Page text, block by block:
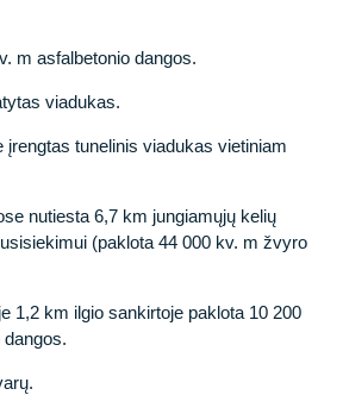
medžiagos
paslaugos
m asfalbetonio dangos.
viadukas.
įrengtas tunelinis viadukas vietiniam
nutiesta 6,7 km jungiamųjų kelių
(paklota 44 000 kv. m žvyro
1,2 km ilgio sankirtoje paklota 10 200
dangos.